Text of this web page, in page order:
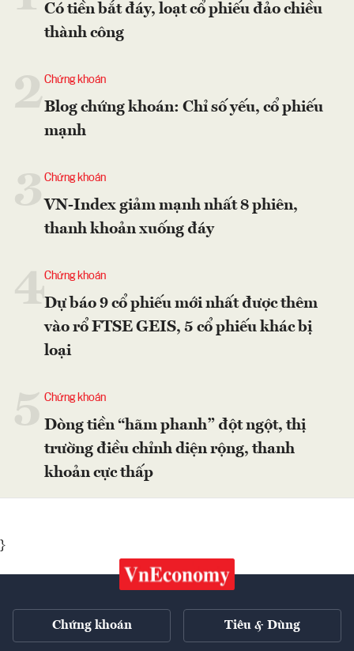
Có tiền bắt đáy, loạt cổ phiếu đảo chiều
thành công
2Chứng khoán
Blog chứng khoán: Chỉ số yếu, cổ phiếu
mạnh
Chứng khoán
VN-Index giảm mạnh nhất 8 phiên,
thanh khoản xuống đáy
4Chứng khoán
Dự báo 9 cổ phiếu mới nhất được thêm
vào rổ FTSE GEIS, 5 cổ phiếu khác bị
loại
Chứng khoán
Dòng tiền “hãm phanh” đột ngột, thị
trường điều chỉnh diện rộng, thanh
khoản cực thấp
}
Chứng khoán Tiêu & Dùng